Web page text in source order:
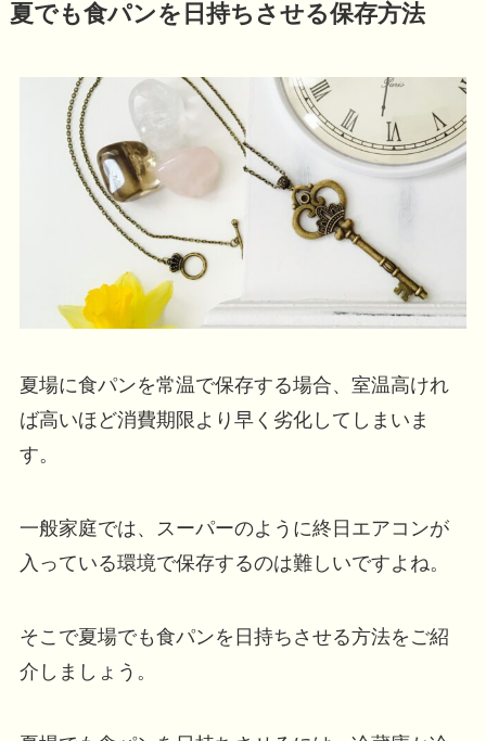
夏でも食パンを日持ちさせる保存方法
夏場に食パンを常温で保存する場合、室温高けれ
ば高いほど消費期限より早く劣化してしまいま
す。
一般家庭では、スーパーのように終日エアコンが
入っている環境で保存するのは難しいですよね。
そこで夏場でも食パンを日持ちさせる方法をご紹
介しましょう。